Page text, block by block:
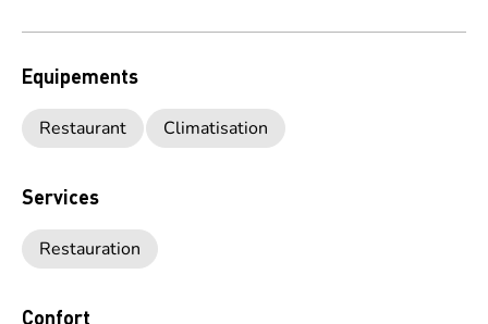
Equipements
Restaurant Climatisation
Services
Restauration
Confort